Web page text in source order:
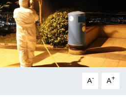
A- A+